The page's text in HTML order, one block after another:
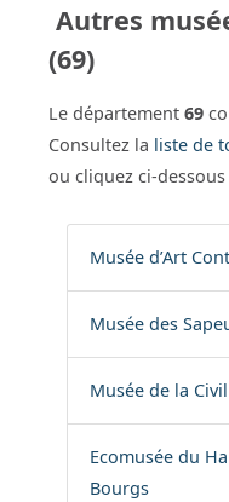
Autres
(69)
Le département 69
Consultez la liste de
ou cliquez ci-dessous
Musée d’Art
Musée des
Musée de la
Ecomusée du
Bourgs